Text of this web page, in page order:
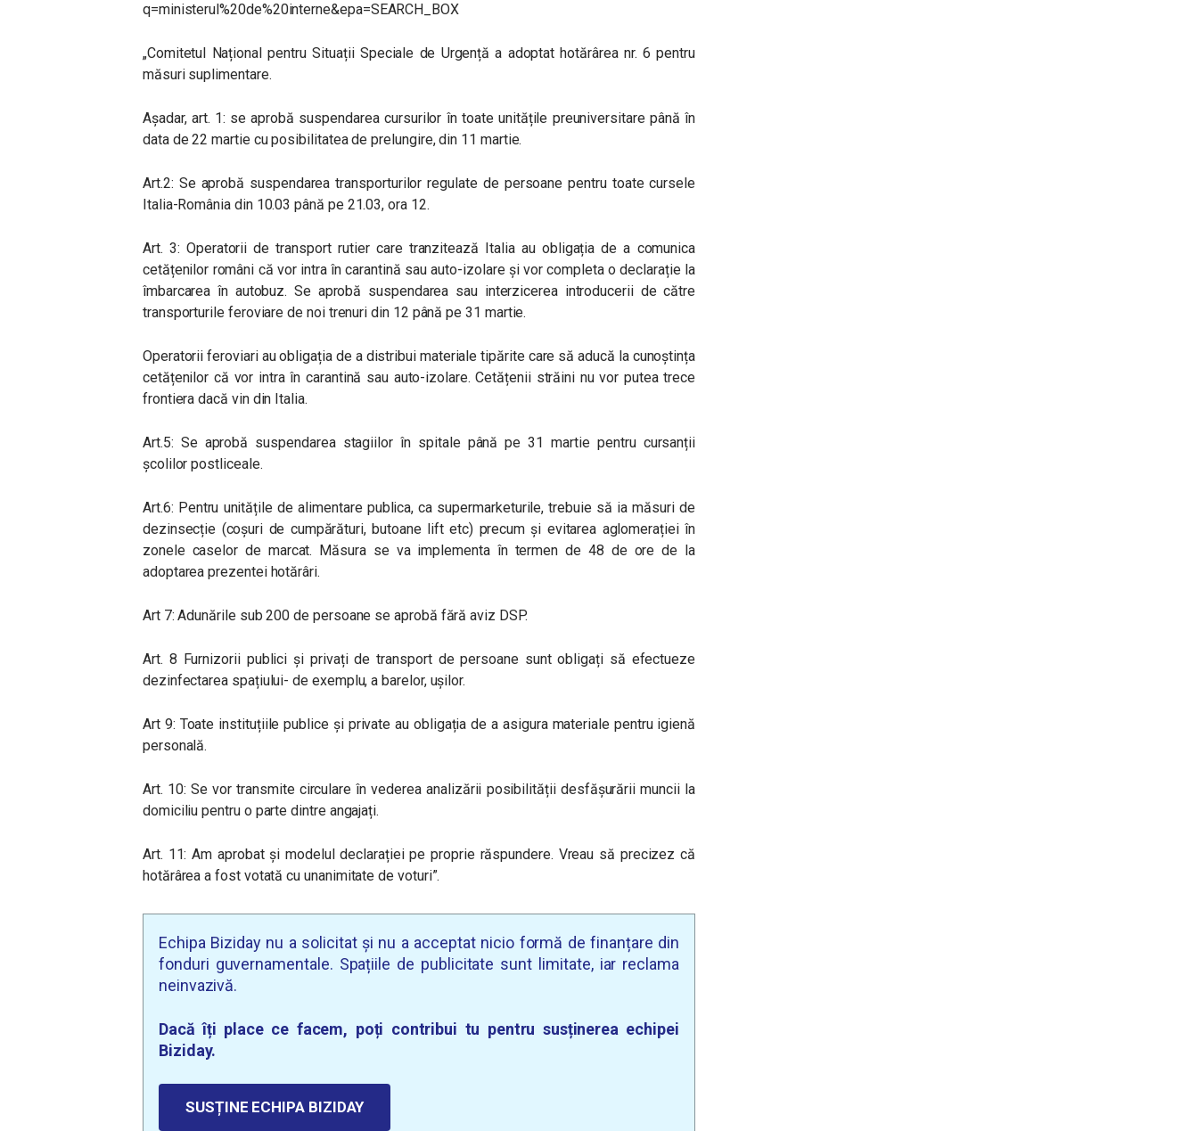
q=ministerul%20de%20interne&epa=SEARCH_BOX
„Comitetul Național pentru Situații Speciale de Urgență a adoptat hotărârea nr. 6 pentru
măsuri suplimentare.
Așadar, art. 1: se aprobă suspendarea cursurilor în toate unitățile preuniversitare până în
data de 22 martie cu posibilitatea de prelungire, din 11 martie.
Art.2: Se aprobă suspendarea transporturilor regulate de persoane pentru toate cursele
Italia-România din 10.03 până pe 21.03, ora 12.
Art. 3: Operatorii de transport rutier care tranzitează Italia au obligația de a comunica
cetățenilor români că vor intra în carantină sau auto-izolare și vor completa o declarație la
îmbarcarea în autobuz. Se aprobă suspendarea sau interzicerea introducerii de către
transporturile feroviare de noi trenuri din 12 până pe 31 martie.
Operatorii feroviari au obligația de a distribui materiale tipărite care să aducă la cunoștința
cetățenilor că vor intra în carantină sau auto-izolare. Cetățenii străini nu vor putea trece
frontiera dacă vin din Italia.
Art.5: Se aprobă suspendarea stagiilor în spitale până pe 31 martie pentru cursanții
școlilor postliceale.
Art.6: Pentru unitățile de alimentare publica, ca supermarketurile, trebuie să ia măsuri de
dezinsecție (coșuri de cumpărături, butoane lift etc) precum și evitarea aglomerației în
zonele caselor de marcat. Măsura se va implementa în termen de 48 de ore de la
adoptarea prezentei hotărâri.
Art 7: Adunările sub 200 de persoane se aprobă fără aviz DSP.
Art. 8 Furnizorii publici și privați de transport de persoane sunt obligați să efectueze
dezinfectarea spațiului- de exemplu, a barelor, ușilor.
Art 9: Toate instituțiile publice și private au obligația de a asigura materiale pentru igienă
personală.
Art. 10: Se vor transmite circulare în vederea analizării posibilității desfășurării muncii la
domiciliu pentru o parte dintre angajați.
Art. 11: Am aprobat și modelul declarației pe proprie răspundere. Vreau să precizez că
hotărârea a fost votată cu unanimitate de voturi”.
Echipa Biziday nu a solicitat și nu a acceptat nicio formă de finanțare din
fonduri guvernamentale. Spațiile de publicitate sunt limitate, iar reclama
neinvazivă.
Dacă îți place ce facem, poți contribui tu pentru susținerea echipei
Biziday.
SUSȚINE ECHIPA BIZIDAY